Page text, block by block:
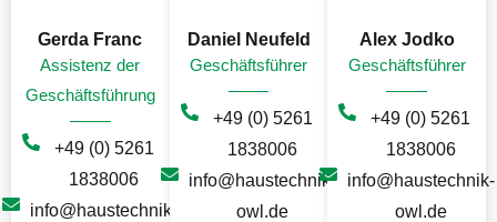
Gerda Franc
Assistenz der
Geschäftsführung
+49 (0) 5261
1838006
info@haustechnik-
Daniel Neufeld
Geschäftsführer
+49 (0) 5261
1838006
info@haustechnik-
owl.de
Alex Jodko
Geschäftsführer
+49 (0) 5261
1838006
info@haustechnik-
owl.de